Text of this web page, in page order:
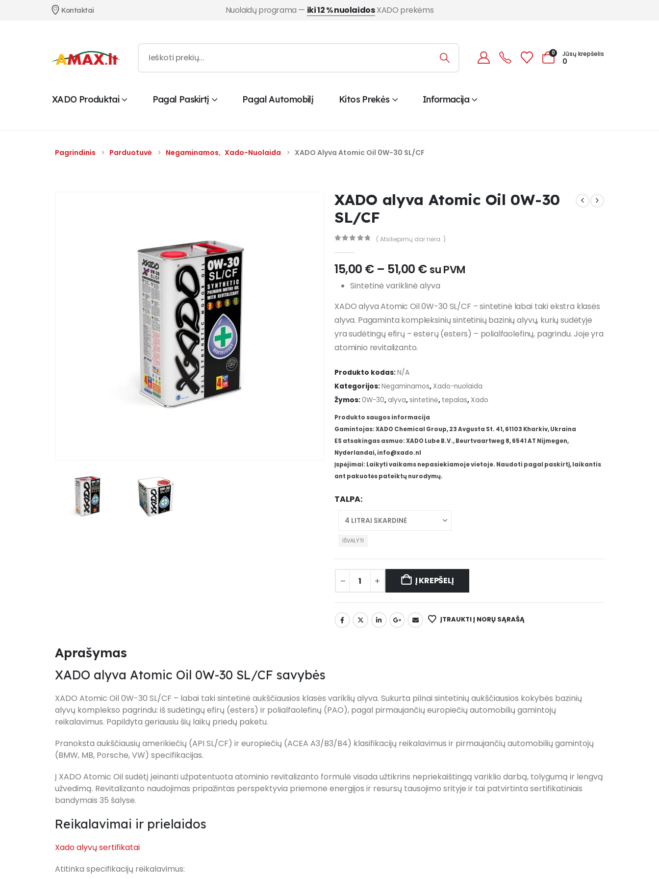
Kontaktai Nuolaidų programa — iki 12 % nuolaidosXADO prekėms
0 Jūsų krepšelis
0
XADO Produktai Pagal Paskirtį Pagal Automobilį Kitos Prekės Informacija
Pagrindinis Parduotuvė Negaminamos, Xado-Nuolaida XADO Alyva Atomic Oil 0W-30 SL/CF
XADO alyva Atomic Oil 0W-30
SL/CF
( Atsiliepimų dar nėra. )
15,00 € – 51,00 €Price
range:
15,00 €
through
51,00 €
su PVM
Sintetinė variklinė alyva
XADO alyva Atomic Oil 0W-30 SL/CF – sintetinė labai taki ekstra klasės
alyva. Pagaminta kompleksinių sintetinių bazinių alyvų, kurių sudėtyje
yra sudėtingų efirų – esterų (esters) – polialfaolefinų, pagrindu. Joje yra
atominio revitalizanto.
Produkto kodas:N/A
Kategorijos:Negaminamos, Xado-nuolaida
Žymos:0W-30,alyva,sintetinė, tepalas, Xado
Produkto saugos informacija
Gamintojas: XADO Chemical Group, 23 Avgusta St. 41, 61103 Kharkiv, Ukraina
ES atsakingas asmuo: XADO Lube B.V., Beurtvaartweg 8, 6541 AT Nijmegen,
Nyderlandai, info@xado.nl
Įspėjimai: Laikyti vaikams nepasiekiamoje vietoje. Naudoti pagal paskirtį, laikantis
ant pakuotės pateiktų nurodymų.
TALPA
IŠVALYTI
Į KREPŠELĮ
ĮTRAUKTI Į NORŲ SĄRAŠĄ
Aprašymas
XADO alyva Atomic Oil 0W-30 SL/CF savybės
XADO Atomic Oil 0W-30 SL/CF – labai taki sintetinė aukščiausios klasės variklių alyva. Sukurta pilnai sintetinių aukščiausios kokybės bazinių
alyvų komplekso pagrindu: iš sudėtingų efirų (esters) ir polialfaolefinų (PAO), pagal pirmaujančių europiečių automobilių gamintojų
reikalavimus. Papildyta geriausiu šių laikų priedų paketu.
Pranoksta aukščiausių amerikiečių (API SL/CF) ir europiečių (ACEA A3/B3/B4) klasifikacijų reikalavimus ir pirmaujančių automobilių gamintojų
(BMW, MB, Porsche, VW) specifikacijas.
Į XADO Atomic Oil sudėtį įeinanti užpatentuota atominio revitalizanto formulė visada užtikrins nepriekaištingą variklio darbą, tolygumą ir lengvą
užvedimą. Revitalizanto naudojimas pripažintas perspektyvia priemone energijos ir resursų tausojimo srityje ir tai patvirtinta sertifikatiniais
bandymais 35 šalyse.
Reikalavimai ir prielaidos
Xado alyvų sertifikatai
Atitinka specifikacijų reikalavimus: